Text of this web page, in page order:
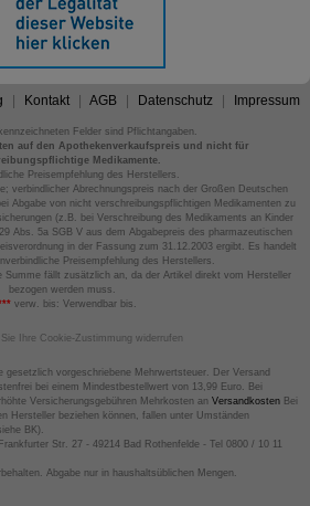
Kontakt AGB Datenschutz Impressum
Felder sind Pflichtangaben.
auf den Apothekenverkaufspreis und nicht für
Medikamente.
Preisempfehlung des Herstellers.
verbindlicher Abrechnungspreis nach der Großen Deutschen
Abgabe von nicht verschreibungspflichtigen Medikamenten zu
(z.B. bei Verschreibung des Medikaments an Kinder
Abs. 5a SGB V aus dem Abgabepreis des pharmazeutischen
in der Fassung zum 31.12.2003 ergibt. Es handelt
Preisempfehlung des Herstellers.
fällt zusätzlich an, da der Artikel direkt vom Hersteller
bezogen werden muss.
verw. bis: Verwendbar bis.
Sie Ihre Cookie-Zustimmung widerrufen
gesetzlich vorgeschriebene Mehrwertsteuer. Der Versand
bei einem Mindestbestellwert von 13,99 Euro. Bei
Versicherungsgebühren Mehrkosten an VersandkostenBei
Hersteller beziehen können, fallen unter Umständen
BK).
Str. 27 - 49214 Bad Rothenfelde - Tel 0800 / 10 11
Abgabe nur in haushaltsüblichen Mengen.